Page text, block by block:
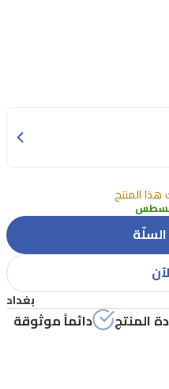
بغداد
المنتج
دائماً موثوقة